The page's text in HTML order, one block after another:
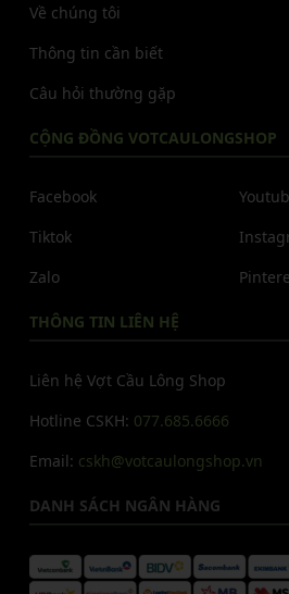
Về chúng tôi
Thông tin cần biết
Câu hỏi thường gặp
CỘNG ĐỒNG VOTCAULONGSHOP
Facebook
Tiktok
Zalo
THÔNG TIN LIÊN HỆ
Liên hệ Vợt Cầu Lông Shop
Hotline CSKH: 077.685.6666
Email: cskh@votcaulongshop.vn
DANH SÁCH NGÂN HÀNG